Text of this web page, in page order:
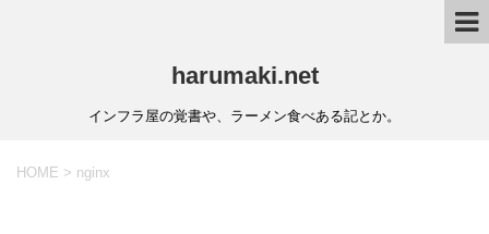
harumaki.net
インフラ屋の覚書や、ラーメン食べある記とか。
HOME > nginx